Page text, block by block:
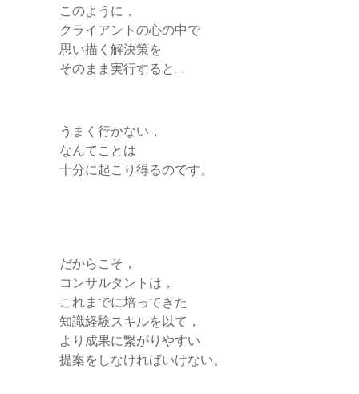
このように，
クライアントの心の中で
思い描く解決策を
そのまま実行すると…
うまく行かない，
なんてことは
十分に起こり得るのです。
だからこそ，
コンサルタントは，
これまでに培ってきた
知識経験スキルを以て，
より成果に繋がりやすい
提案をしなければいけない。